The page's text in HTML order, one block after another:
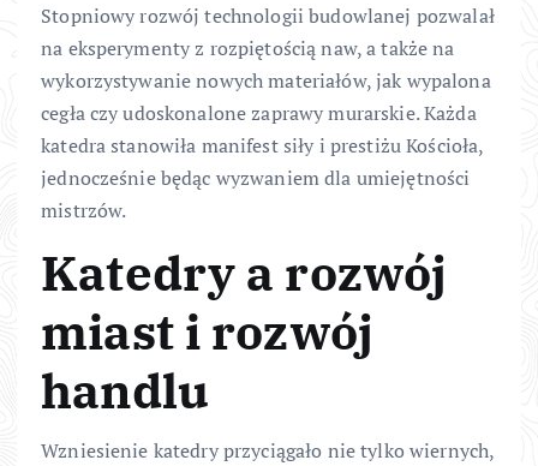
Stopniowy rozwój technologii budowlanej pozwalał
na eksperymenty z rozpiętością naw, a także na
wykorzystywanie nowych materiałów, jak wypalona
cegła czy udoskonalone zaprawy murarskie. Każda
katedra stanowiła manifest siły i prestiżu Kościoła,
jednocześnie będąc wyzwaniem dla umiejętności
mistrzów.
Katedry a rozwój
miast i rozwój
handlu
Wzniesienie katedry przyciągało nie tylko wiernych,